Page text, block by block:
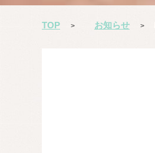
TOP > お知らせ >